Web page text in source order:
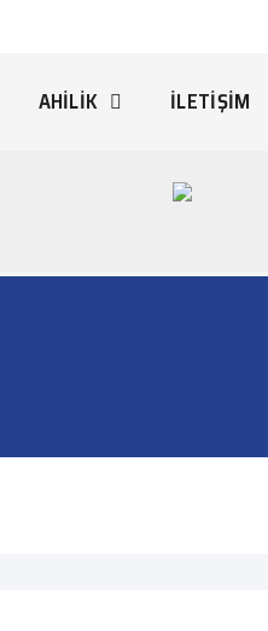
AHİLİK İLETİŞİM